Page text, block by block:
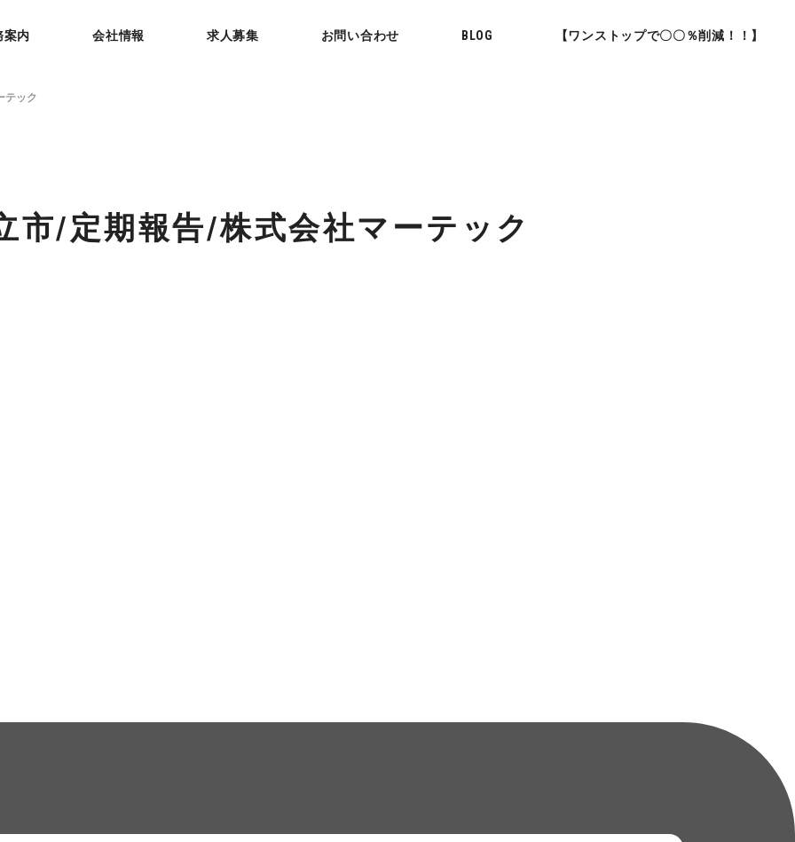
案内 会社情報 求人募集 お問い合わせ BLOG 【ワンストップで〇〇％削減！！】
テック
市/定期報告/株式会社マーテック